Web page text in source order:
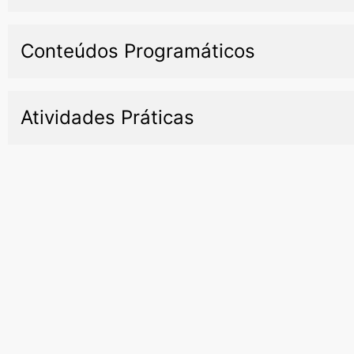
Conteúdos Programáticos
Atividades Práticas